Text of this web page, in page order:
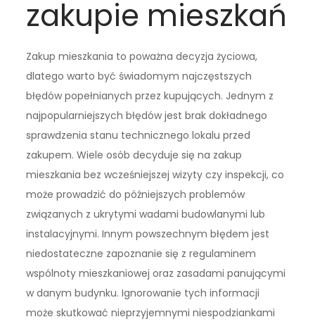
zakupie mieszkań
Zakup mieszkania to poważna decyzja życiowa,
dlatego warto być świadomym najczęstszych
błędów popełnianych przez kupujących. Jednym z
najpopularniejszych błędów jest brak dokładnego
sprawdzenia stanu technicznego lokalu przed
zakupem. Wiele osób decyduje się na zakup
mieszkania bez wcześniejszej wizyty czy inspekcji, co
może prowadzić do późniejszych problemów
związanych z ukrytymi wadami budowlanymi lub
instalacyjnymi. Innym powszechnym błędem jest
niedostateczne zapoznanie się z regulaminem
wspólnoty mieszkaniowej oraz zasadami panującymi
w danym budynku. Ignorowanie tych informacji
może skutkować nieprzyjemnymi niespodziankami